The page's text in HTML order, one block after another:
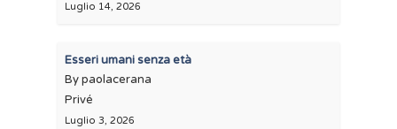
Luglio 14, 2026
Esseri umani senza età
By paolacerana
Privé
Luglio 3, 2026